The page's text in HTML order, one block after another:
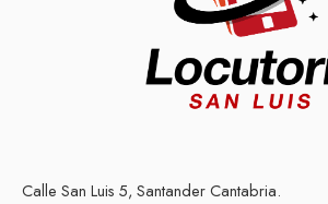
Calle San Luis 5, Santander Cantabria.